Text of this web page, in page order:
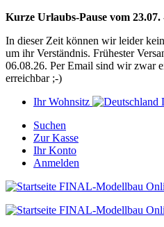
Kurze Urlaubs-Pause vom 23.07.
In dieser Zeit können wir leider
um ihr Verständnis. Frühester
06.08.26. Per Email sind wir zwar
erreichbar ;-)
Ihr Wohnsitz
Suchen
Zur Kasse
Ihr Konto
Anmelden